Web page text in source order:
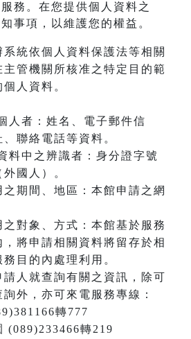
務。在您提供個人資料之
事項，以維護您的權益。
統依個人資料保護法等相關
管機關所核准之特定目的範
人資料。
人者：姓名、電子郵件信
聯絡電話等資料。
料中之辨識者：身分證字號
國人）。
期間、地區：本館申請之網
對象、方式：本館基於服務
，將申請相關資料將留存於相
目的內處理利用。
請人就查詢有關之資訊，除可
外，亦可來電服務專線：
轉777
(089)233466轉219